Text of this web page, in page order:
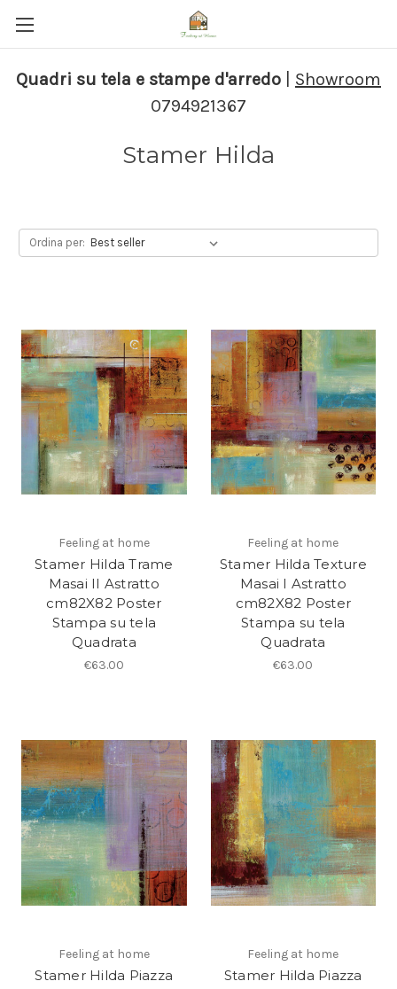
Quadri su tela e stampe d'arredo
Showroom
0794921367
Stamer Hilda
Ordina per:
Feeling at home
Stamer Hilda Trame
Masai II Astratto
cm82X82 Poster
Stampa su tela
Quadrata
€63.00
Feeling at home
Stamer Hilda Texture
Masai I Astratto
cm82X82 Poster
Stampa su tela
Quadrata
€63.00
Feeling at home
Stamer Hilda Piazza
Feeling at home
Stamer Hilda Piazza